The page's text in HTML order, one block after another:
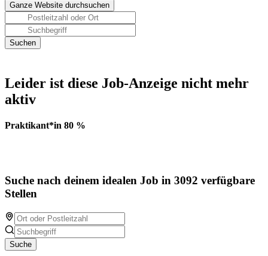
Leider ist diese Job-Anzeige nicht mehr
aktiv
Praktikant*in 80 %
Suche nach deinem idealen Job in 3092 verfügbare
Stellen
Suche